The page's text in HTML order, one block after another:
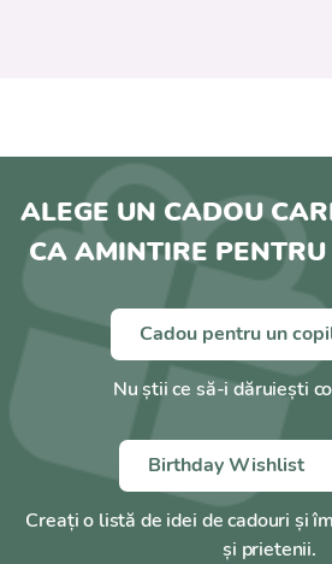
ALEGE UN CADOU
CA AMINTIRE
Cadou pentru un
Nu știi ce să-i dăruiești
Birthday Wishlist
Creați o listă de idei de cadouri și
și prietenii.